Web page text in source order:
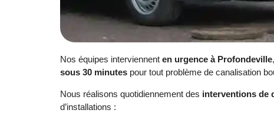
Nos équipes interviennent en urgence à Profondeville,
sous 30 minutes pour tout problème de canalisation
Nous réalisons quotidiennement des interventions de
d’installations :